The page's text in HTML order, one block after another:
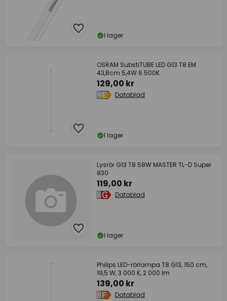
I lager
OSRAM SubstiTUBE LED G13 T8 EM
43,8cm 5,4W 6 500K
129,00 kr
Datablad
I lager
Lysrör G13 T8 58W MASTER TL-D Super
830
119,00 kr
Datablad
I lager
Philips LED-rörlampa T8 G13, 150 cm,
19,5 W, 3 000 K, 2 000 lm
139,00 kr
Datablad